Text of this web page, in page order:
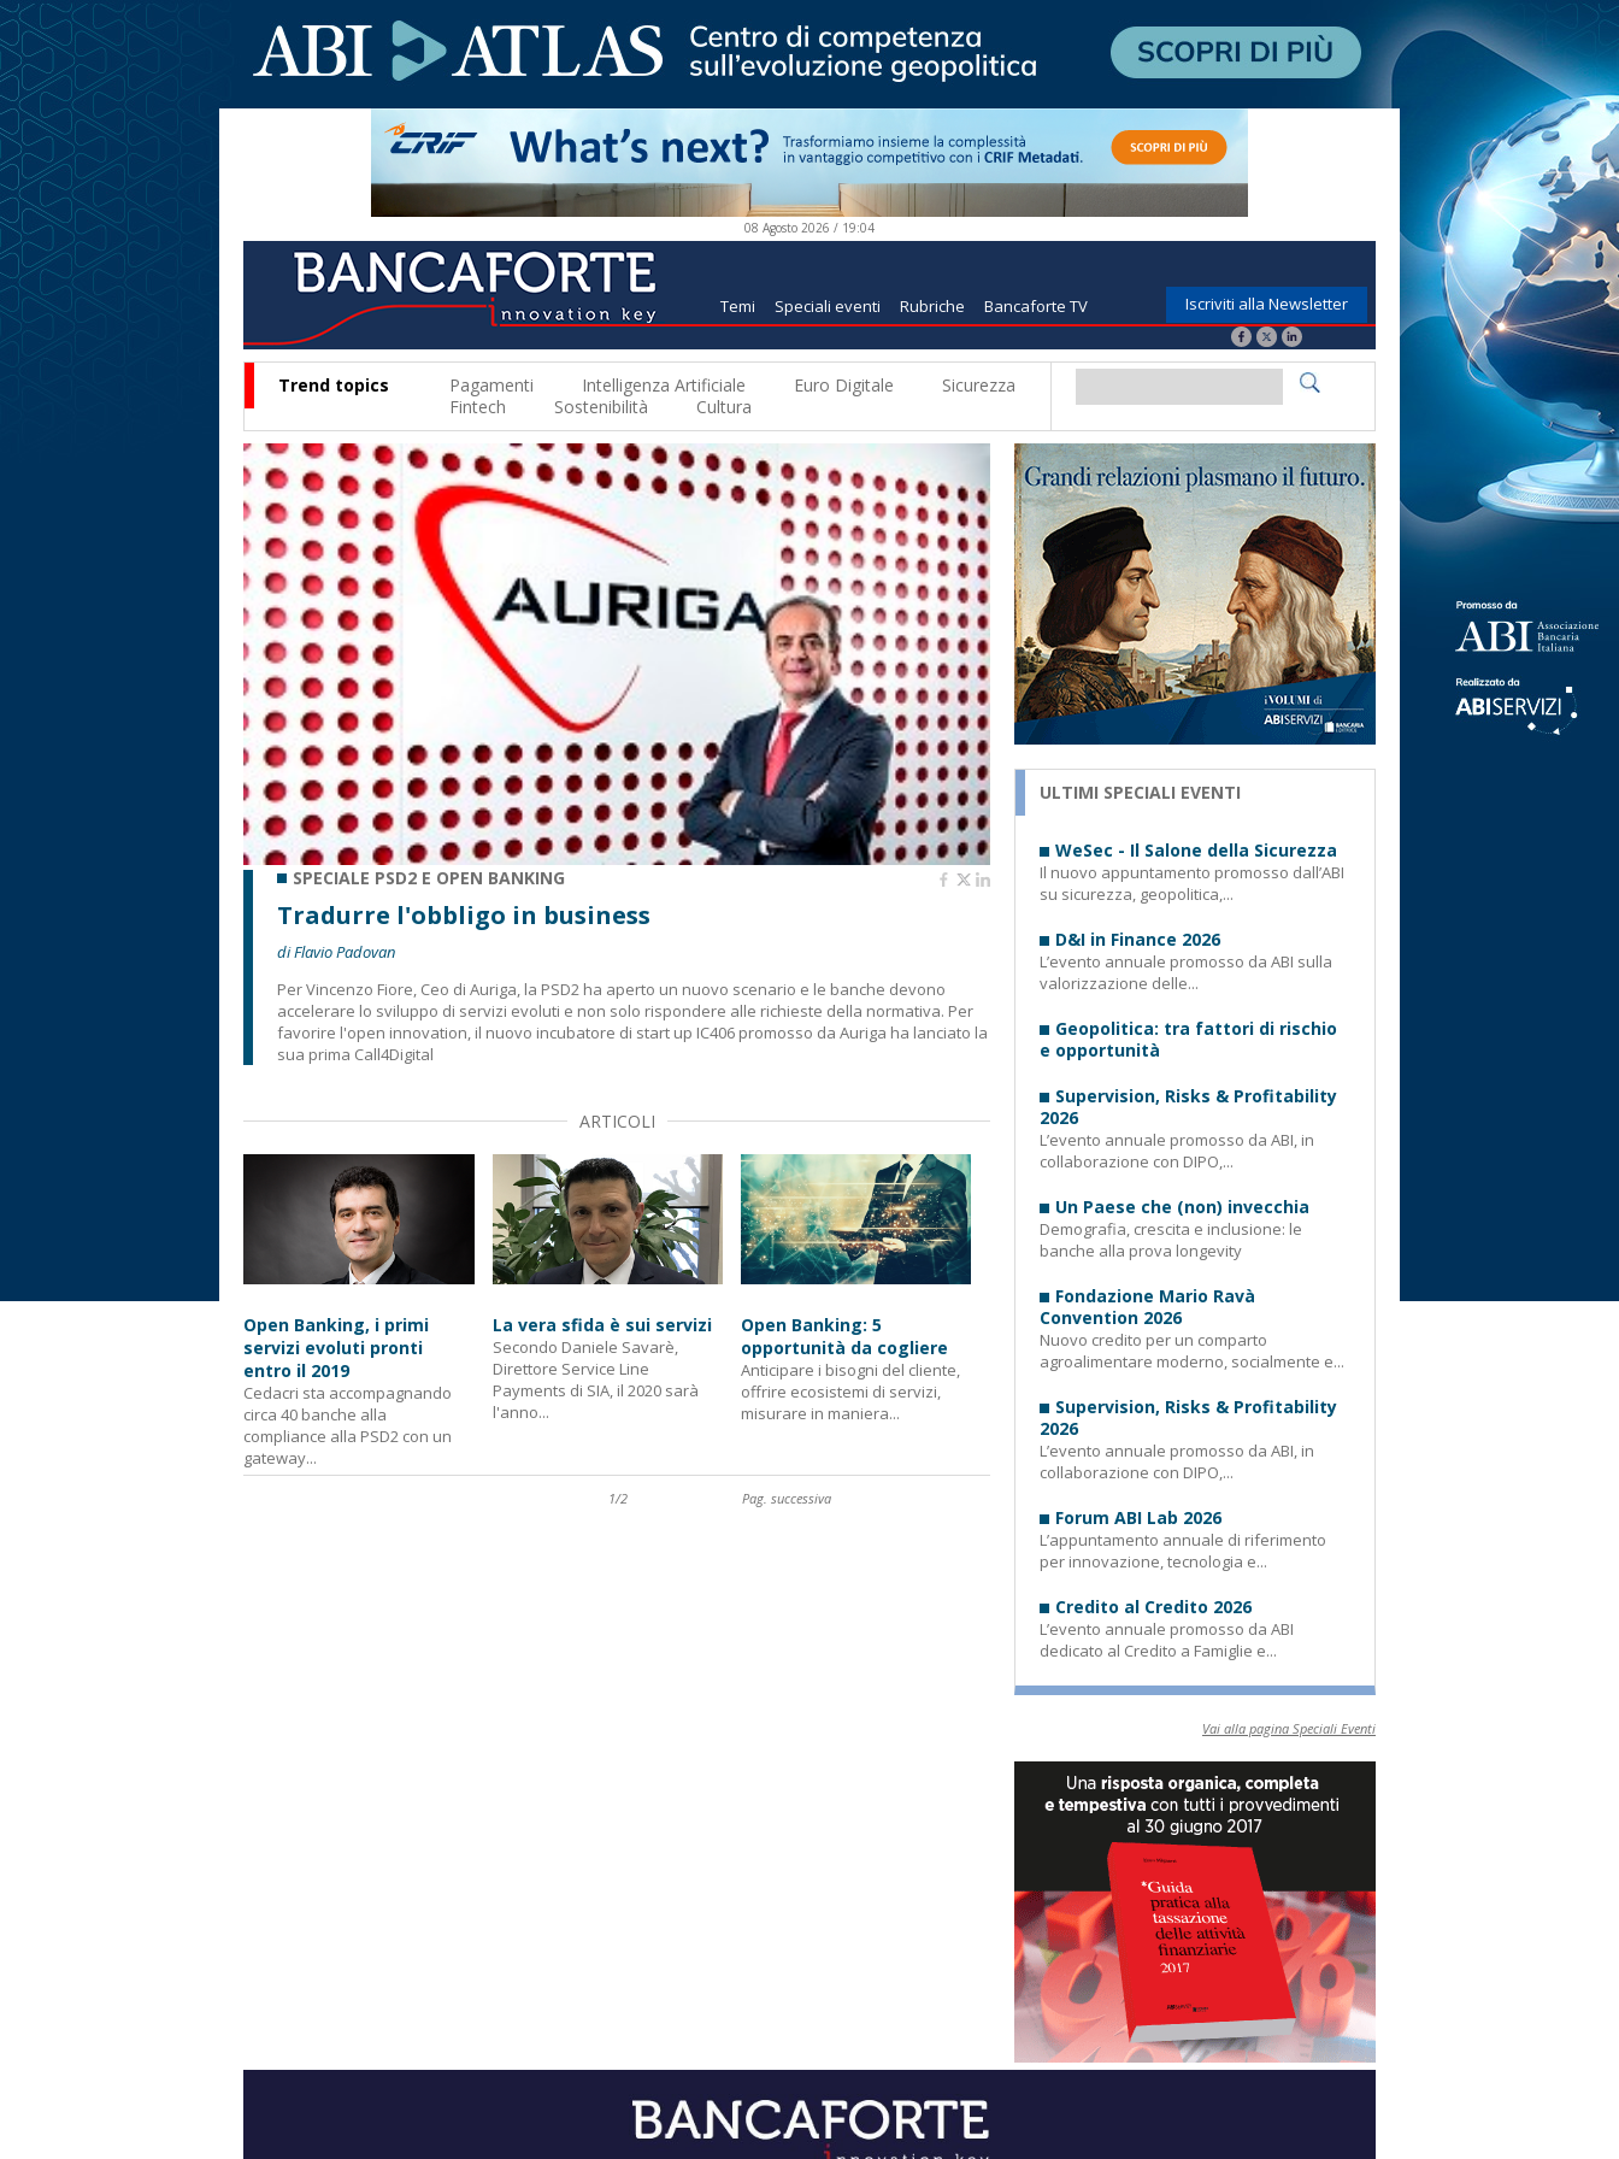
08 Agosto 2026 / 19:04
Temi Speciali eventi Rubriche Bancaforte TV Iscriviti alla Newsletter
Trend topics Pagamenti Intelligenza Artificiale Euro Digitale
Sicurezza
Fintech
Sostenibilità Cultura
SPECIALE PSD2 E OPEN BANKING
Tradurre l'obbligo in business
di Flavio Padovan
Per Vincenzo Fiore, Ceo di Auriga, la PSD2 ha aperto un nuovo scenario e le banche devono
accelerare lo sviluppo di servizi evoluti e non solo rispondere alle richieste della normativa. Per
favorire l'open innovation, il nuovo incubatore di start up IC406 promosso da Auriga ha lanciato la
sua prima Call4Digital
ARTICOLI
Open Banking, i primi
servizi evoluti pronti
entro il 2019
Cedacri sta accompagnando
circa 40 banche alla
compliance alla PSD2 con un
gateway...
La vera sfida è sui servizi
Secondo Daniele Savarè,
Direttore Service Line
Payments di SIA, il 2020 sarà
l'anno...
Open Banking: 5
opportunità da cogliere
Anticipare i bisogni del cliente,
offrire ecosistemi di servizi,
misurare in maniera...
1/2 Pag. successiva
ULTIMI SPECIALI EVENTI
WeSec - Il Salone della Sicurezza
Il nuovo appuntamento promosso dall’ABI
su sicurezza, geopolitica,...
D&I in Finance 2026
L’evento annuale promosso da ABI sulla
valorizzazione delle...
Geopolitica: tra fattori di rischio
e opportunità
Supervision, Risks & Profitability
2026
L’evento annuale promosso da ABI, in
collaborazione con DIPO,...
Un Paese che (non) invecchia
Demografia, crescita e inclusione: le
banche alla prova longevity
Fondazione Mario Ravà
Convention 2026
Nuovo credito per un comparto
agroalimentare moderno, socialmente e...
Supervision, Risks & Profitability
2026
L’evento annuale promosso da ABI, in
collaborazione con DIPO,...
Forum ABI Lab 2026
L’appuntamento annuale di riferimento
per innovazione, tecnologia e...
Credito al Credito 2026
L’evento annuale promosso da ABI
dedicato al Credito a Famiglie e...
Vai alla pagina Speciali Eventi